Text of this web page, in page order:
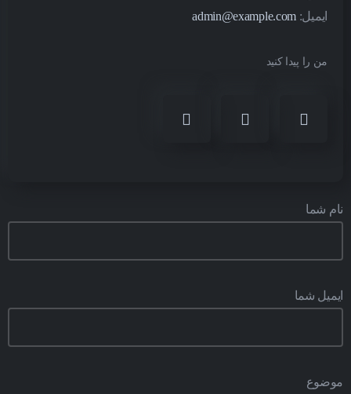
ایمیل: admin@example.com
من را پیدا کنید
نام شما
ایمیل شما
موضوع